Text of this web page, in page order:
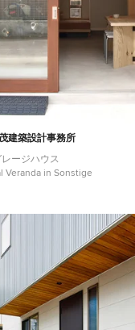
建築設計事務所
ージハウス
Veranda in Sonstige